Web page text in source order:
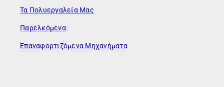
Τα Πολυεργαλεία Μας
Παρελκόμενα
Επαναφορτιζόμενα Μηχανήματα